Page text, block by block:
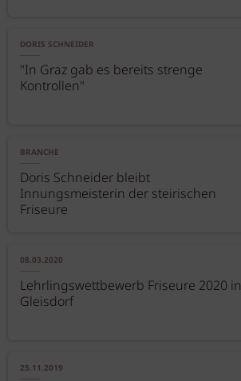
DORIS SCHNEIDER
"In Graz gab es bereits strenge
Kontrollen"
BRANCHE
Doris Schneider bleibt
Innungsmeisterin der steirischen
Friseure
08.03.2020
Lehrlingswettbewerb Friseure 2020 in
Gleisdorf
25.11.2019